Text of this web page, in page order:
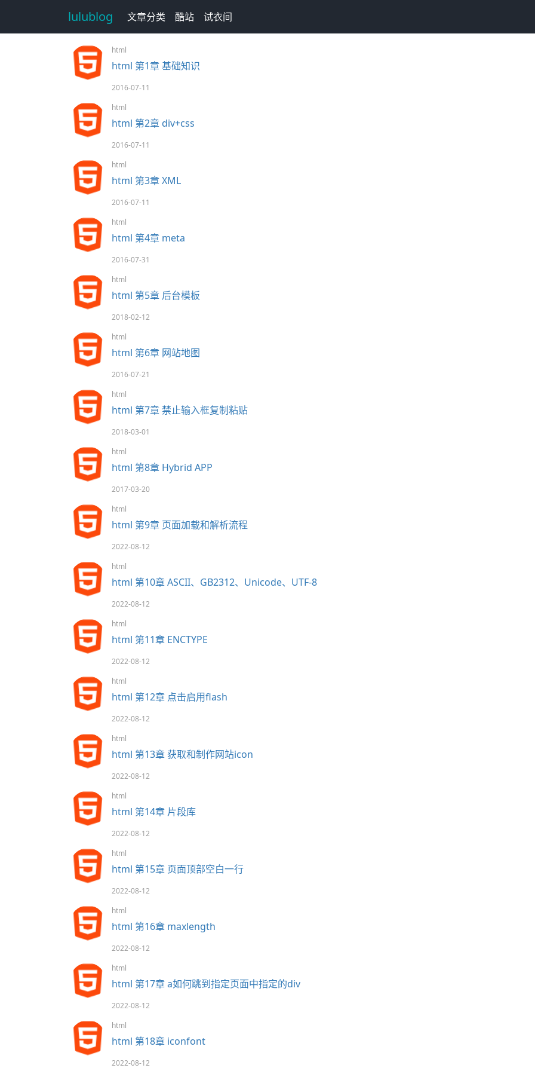
lulublog 文章分类 酷站 试衣间
html
html 第1章 基础知识
2016-07-11
html
html 第2章 div+css
2016-07-11
html
html 第3章 XML
2016-07-11
html
html 第4章 meta
2016-07-31
html
html 第5章 后台模板
2018-02-12
html
html 第6章 网站地图
2016-07-21
html
html 第7章 禁止输入框复制粘贴
2018-03-01
html
html 第8章 Hybrid APP
2017-03-20
html
html 第9章 页面加载和解析流程
2022-08-12
html
html 第10章 ASCII、GB2312、Unicode、UTF-8
2022-08-12
html
html 第11章 ENCTYPE
2022-08-12
html
html 第12章 点击启用flash
2022-08-12
html
html 第13章 获取和制作网站icon
2022-08-12
html
html 第14章 片段库
2022-08-12
html
html 第15章 页面顶部空白一行
2022-08-12
html
html 第16章 maxlength
2022-08-12
html
html 第17章 a如何跳到指定页面中指定的div
2022-08-12
html
html 第18章 iconfont
2022-08-12